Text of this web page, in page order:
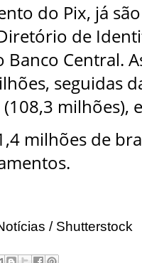
do Pix, já
de
Banco Central.
seguidas
milhões),
milhões de
/ Shutterstock